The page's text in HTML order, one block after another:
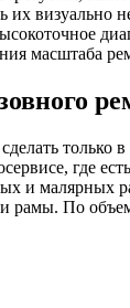
визуально
масштаба
только в
где
и малярных
рамы. По